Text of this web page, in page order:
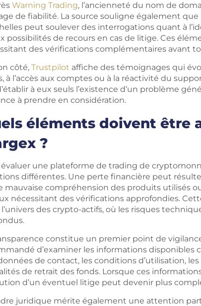
Warning Trading, l’ancienneté du nom de
de fiabilité. La source souligne également
peut soulever des interrogations quant à
possibilités de recours en cas de litige. Ces
des vérifications complémentaires avant
côté, Trustpilot affiche des témoignages qui
à l’accès aux comptes ou à la réactivité du
à eux seuls l’existence d’un problème
à prendre en considération.
éléments doivent être
?
évaluer une plateforme de trading de
différentes. Une perte financière peut
mauvaise compréhension des produits utilisés
nécessitant des vérifications approfondies.
des crypto-actifs, où les risques
constitue un premier point de
d’examiner les informations disponibles
de contact, les conditions d’utilisation,
de retrait des fonds. Lorsque ces
d’un éventuel litige peut devenir plus
juridique mérite également une attention